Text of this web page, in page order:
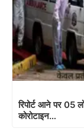
रिपोर्ट आने पर 05
कोरोटाइन…